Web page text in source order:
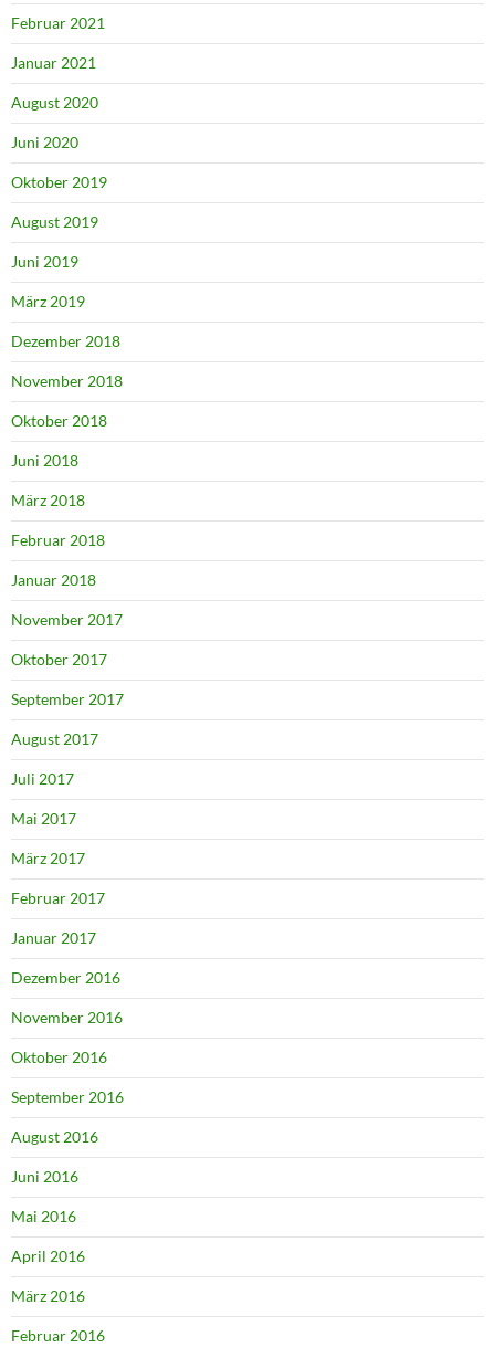
Februar 2021
Januar 2021
August 2020
Juni 2020
Oktober 2019
August 2019
Juni 2019
März 2019
Dezember 2018
November 2018
Oktober 2018
Juni 2018
März 2018
Februar 2018
Januar 2018
November 2017
Oktober 2017
September 2017
August 2017
Juli 2017
Mai 2017
März 2017
Februar 2017
Januar 2017
Dezember 2016
November 2016
Oktober 2016
September 2016
August 2016
Juni 2016
Mai 2016
April 2016
März 2016
Februar 2016